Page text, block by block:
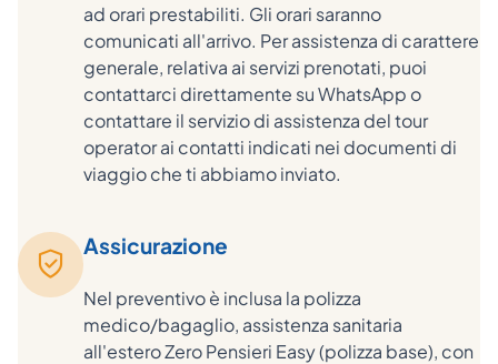
ad orari prestabiliti. Gli orari saranno
comunicati all'arrivo. Per assistenza di carattere
generale, relativa ai servizi prenotati, puoi
contattarci direttamente su WhatsApp o
contattare il servizio di assistenza del tour
operator ai contatti indicati nei documenti di
viaggio che ti abbiamo inviato.
Assicurazione
Nel preventivo è inclusa la polizza
medico/bagaglio, assistenza sanitaria
all'estero Zero Pensieri Easy (polizza base), con